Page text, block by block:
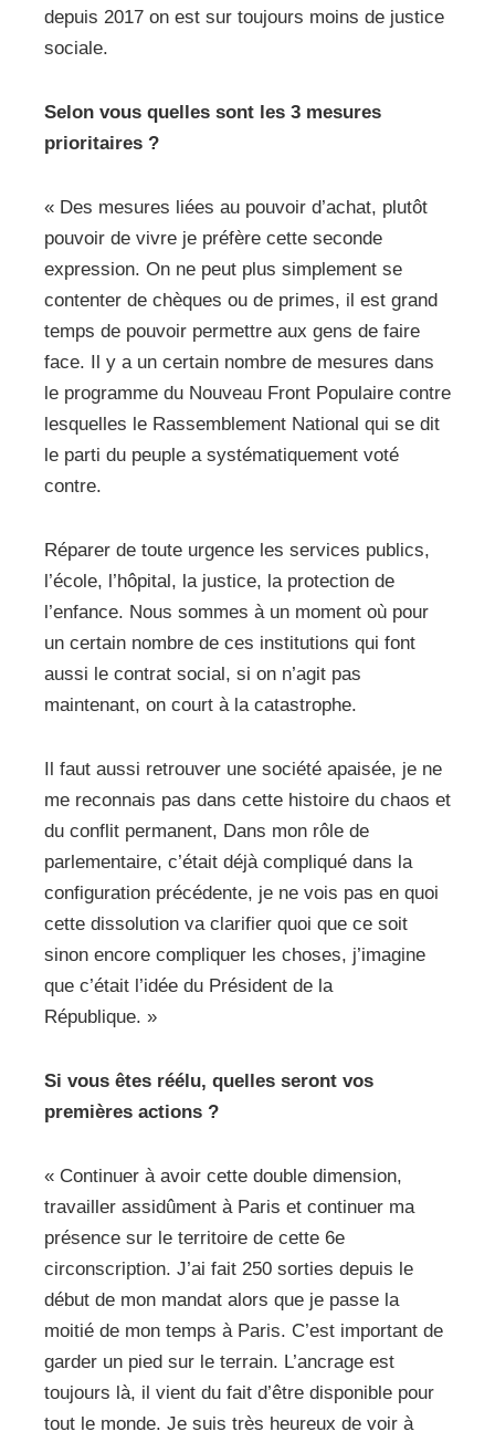
depuis 2017 on est sur toujours moins de justice
sociale.
Selon vous quelles sont les 3 mesures
prioritaires ?
« Des mesures liées au pouvoir d’achat, plutôt
pouvoir de vivre je préfère cette seconde
expression. On ne peut plus simplement se
contenter de chèques ou de primes, il est grand
temps de pouvoir permettre aux gens de faire
face. Il y a un certain nombre de mesures dans
le programme du Nouveau Front Populaire contre
lesquelles le Rassemblement National qui se dit
le parti du peuple a systématiquement voté
contre.
Réparer de toute urgence les services publics,
l’école, l’hôpital, la justice, la protection de
l’enfance. Nous sommes à un moment où pour
un certain nombre de ces institutions qui font
aussi le contrat social, si on n’agit pas
maintenant, on court à la catastrophe.
Il faut aussi retrouver une société apaisée, je ne
me reconnais pas dans cette histoire du chaos et
du conflit permanent, Dans mon rôle de
parlementaire, c’était déjà compliqué dans la
configuration précédente, je ne vois pas en quoi
cette dissolution va clarifier quoi que ce soit
sinon encore compliquer les choses, j’imagine
que c’était l’idée du Président de la
République. »
Si vous êtes réélu, quelles seront vos
premières actions ?
« Continuer à avoir cette double dimension,
travailler assidûment à Paris et continuer ma
présence sur le territoire de cette 6e
circonscription. J’ai fait 250 sorties depuis le
début de mon mandat alors que je passe la
moitié de mon temps à Paris. C’est important de
garder un pied sur le terrain. L’ancrage est
toujours là, il vient du fait d’être disponible pour
tout le monde. Je suis très heureux de voir à